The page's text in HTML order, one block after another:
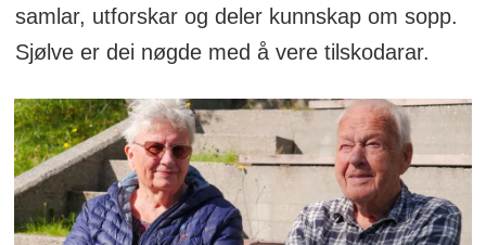
samlar, utforskar og deler kunnskap om sopp.
Sjølve er dei nøgde med å vere tilskodarar.